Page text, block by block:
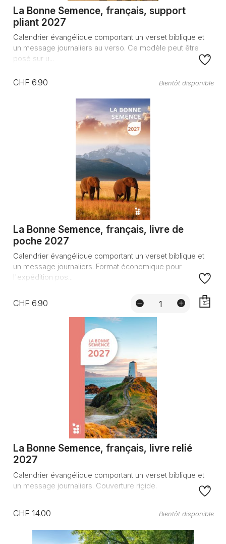
La Bonne Semence, français, support
pliant 2027
Calendrier évangélique comportant un verset biblique et
un message journaliers au verso. Ce modèle peut être
posé sur u...
CHF 6.90 Bientôt disponible
La Bonne Semence, français, livre de
poche 2027
Calendrier évangélique comportant un verset biblique et
un message journaliers. Format économique pour
l'expédition pos...
CHF 6.90
La Bonne Semence, français, livre relié
2027
Calendrier évangélique comportant un verset biblique et
un message journaliers. Couverture rigide.
CHF 14.00 Bientôt disponible